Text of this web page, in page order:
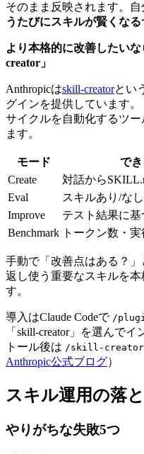
そのまま反映されます。自
うたびにスキルが賢くな
より本格的に改善したい
creator」
Anthropicはskill-creatorとい
グインを提供しています
サイクルを自動化するツ
ます。
モード
で
Create
対話から
Eval
スキルあり/な
Improve
テスト結果に
Benchmark トークン数・
手動で「改善点はある？
返し使う重要なスキルを
す。
導入はClaude Codeで /
「skill-creator」を選んで
トール後は /skill-creator
Anthropic公式ブログ）
スキル運用の落
やりがちな失敗5つ